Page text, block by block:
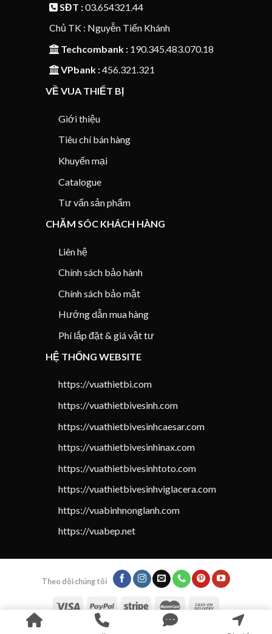
SĐT :03.654321.44
Chủ TK : Nguyễn Tiến Khánh
Techcombank :190.345.483.070.18
VPbank :456.321.321
VỀ VUA THIẾT BỊ
Giới thiệu
Tiêu chí bán hàng
Khuyến mại
Catalogue
Tư vấn sản phẩm
CHĂM SÓC KHÁCH HÀNG
Liên hệ
Chính sách bảo hành
Chính sách bảo mật
Hướng dẫn mua hàng
Phí lắp đặt & giá vật tư
HỆ THỐNG WEBSITE
https://vuathietbi.com
https://vuathietbivesinh.com
https://vuathietbivesinhcaesar.com
https://vuathietbivesinhinax.com
https://vuathietbivesinhtoto.com
https://vuathietbivesinhviglacera.com
https://vuabinhnonglanh.com
https://vuabep.net
Theo dõi chúng tôi